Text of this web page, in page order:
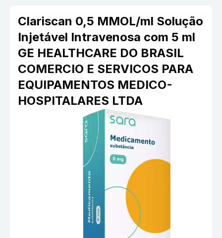
Clariscan 0,5 MMOL/ml Solução
Injetável Intravenosa com 5 ml
GE HEALTHCARE DO BRASIL
COMERCIO E SERVICOS PARA
EQUIPAMENTOS MEDICO-
HOSPITALARES LTDA